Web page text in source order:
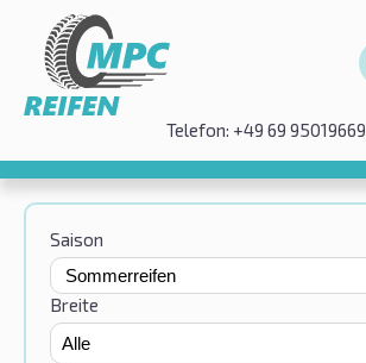
Telefon: +49 69 95019669
Saison
Breite